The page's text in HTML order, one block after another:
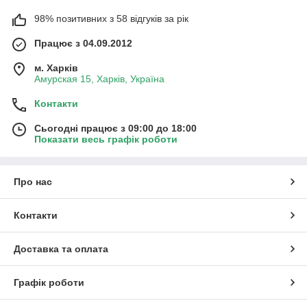
98% позитивних з 58 відгуків за рік
Працює з 04.09.2012
м. Харків
Амурская 15, Харків, Україна
Контакти
Сьогодні працює з 09:00 до 18:00
Показати весь графік роботи
Про нас
Контакти
Доставка та оплата
Графік роботи